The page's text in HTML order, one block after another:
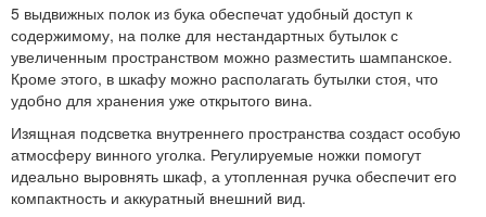
5 выдвижных полок из бука обеспечат удобный доступ к
содержимому, на полке для нестандартных бутылок с
увеличенным пространством можно разместить шампанское.
Кроме этого, в шкафу можно располагать бутылки стоя, что
удобно для хранения уже открытого вина.
Изящная подсветка внутреннего пространства создаст особую
атмосферу винного уголка. Регулируемые ножки помогут
идеально выровнять шкаф, а утопленная ручка обеспечит его
компактность и аккуратный внешний вид.